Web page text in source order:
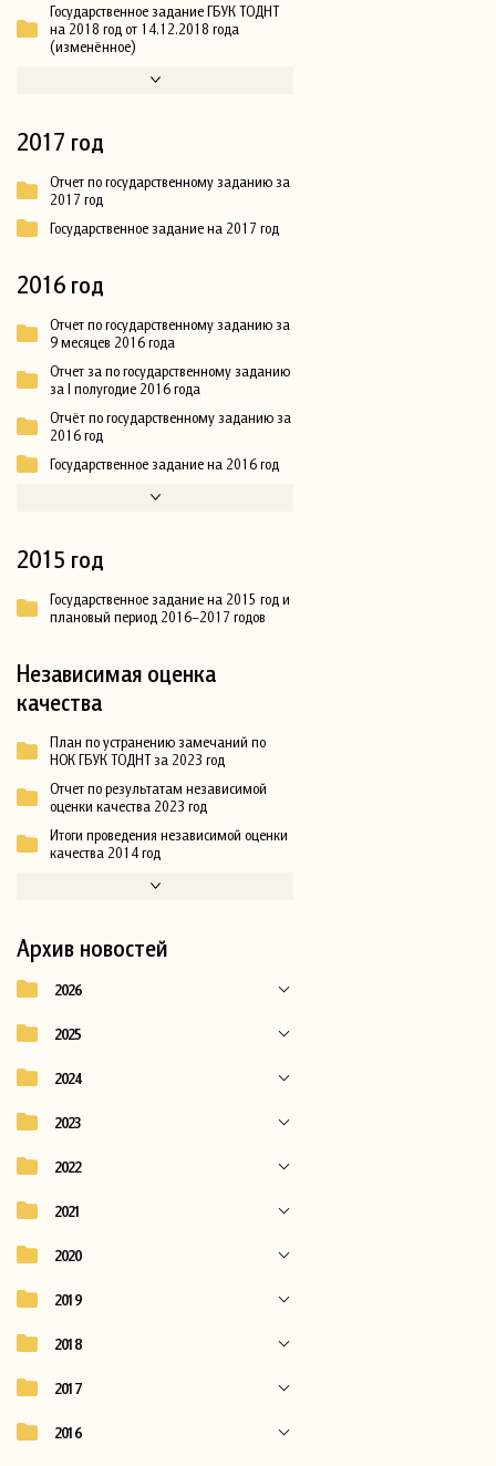
Государственное задание ГБУК ТОДНТ
на 2018 год от 14.12.2018 года
(изменённое)
2017 год
Отчет по государственному заданию за
2017 год
Государственное задание на 2017 год
2016 год
Отчет по государственному заданию за
9 месяцев 2016 года
Отчет за по государственному заданию
за I полугодие 2016 года
Отчёт по государственному заданию за
2016 год
Государственное задание на 2016 год
2015 год
Государственное задание на 2015 год и
плановый период 2016–2017 годов
Независимая оценка
качества
План по устранению замечаний по
НОК ГБУК ТОДНТ за 2023 год
Отчет по результатам независимой
оценки качества 2023 год
Итоги проведения независимой оценки
качества 2014 год
Архив новостей
2026
2025
2024
2023
2022
2021
2020
2019
2018
2017
2016